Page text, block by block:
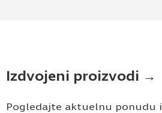
Izdvojeni proizvodi →
Pogledajte aktuelnu ponudu i